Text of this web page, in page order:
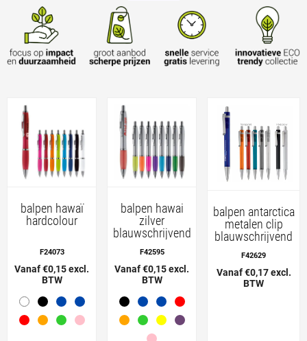
balpen hawaï
hardcolour
F24073
Vanaf €0,15 excl.
BTW
balpen hawai
zilver
blauwschrijvend
F42595
Vanaf €0,15 excl.
BTW
balpen antarctica
metalen clip
blauwschrijvend
F42629
Vanaf €0,17 excl.
BTW